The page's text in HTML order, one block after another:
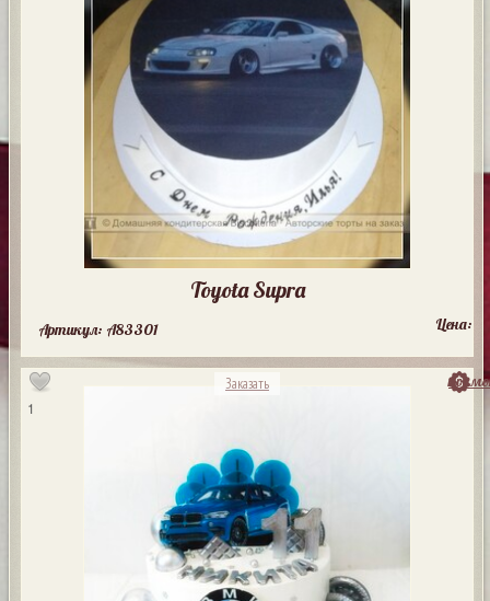
Toyota Supra
Артикул: A83301 Цена:
1
Заказать